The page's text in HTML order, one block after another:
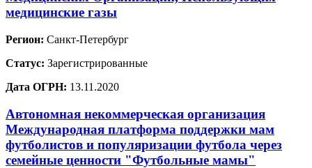
медицинские газы
Регион: Санкт-Петербург
Статус: Зарегистрированные
Дата ОГРН: 13.11.2020
Автономная некоммерческая организация
Международная платформа поддержки мам
футболистов и популяризации футбола через
семейные ценности "Футбольные мамы"